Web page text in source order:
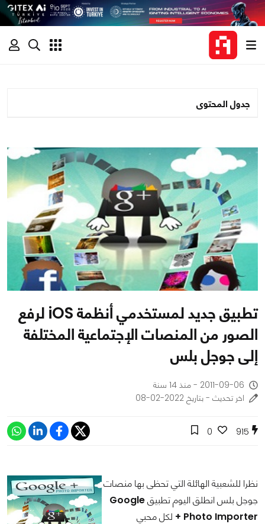
جدول المحتوى
تطبيق جديد لمستخدمي أنظمة iOS لرفع
الصور من المنصات الإجتماعية المختلفة
إلى جوجل بلس
2011-09-06 - منذ 14 سنة
اخر تحديث - بتاريخ 2022-02-08
915
0
نظرا للشعبية الهائلة التي تحظى بها منصات
جوجل بلس انطلق اليوم تطبيقGoogle
+ Photo Importer لكل محبي